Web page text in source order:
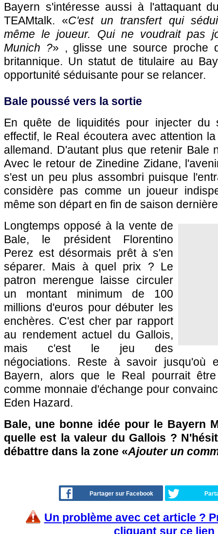
Bayern s'intéresse aussi à l'attaquant
TEAMtalk. «C'est un transfert qui
même le joueur. Qui ne voudrait pas
Munich ?» , glisse une source proche
britannique. Un statut de titulaire au
opportunité séduisante pour se relancer.
Bale poussé vers la sortie
En quête de liquidités pour injecter du
effectif, le Real écoutera avec attention
allemand. D'autant plus que retenir Bale
Avec le retour de Zinedine Zidane,
s'est un peu plus assombri puisque
considère pas comme un joueur
même son départ en fin de saison
Longtemps opposé à la vente de
Bale, le président Florentino
Perez est désormais prêt à s'en
séparer. Mais à quel prix ? Le
patron merengue laisse circuler
un montant minimum de 100
millions d'euros pour débuter les
enchères. C'est cher par rapport
au rendement actuel du Gallois,
mais c'est le jeu des
négociations. Reste à savoir jusqu'où
Bayern, alors que le Real pourrait
comme monnaie d'échange pour
Eden Hazard.
Bale, une bonne idée pour le Bayern
quelle est la valeur du Gallois ?
débattre dans la zone «Ajouter un
Partager sur Facebook
Un problème avec cet article ?
cliquant sur ce lien